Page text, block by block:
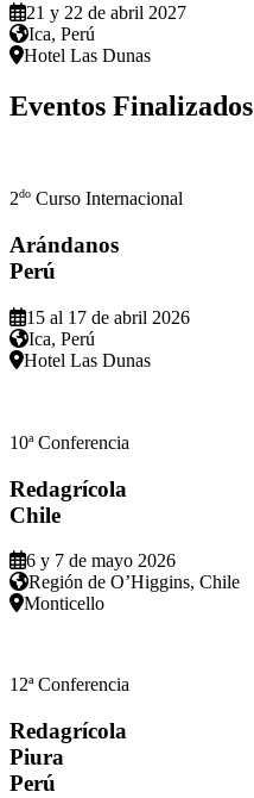
21 y 22 de abril 2027
Ica, Perú
Hotel Las Dunas
Eventos Finalizados
2do Curso Internacional
Arándanos
Perú
15 al 17 de abril 2026
Ica, Perú
Hotel Las Dunas
10aConferencia
Redagrícola
Chile
6 y 7 de mayo 2026
Región de O’Higgins, Chile
Monticello
12ª Conferencia
Redagrícola
Piura
Perú